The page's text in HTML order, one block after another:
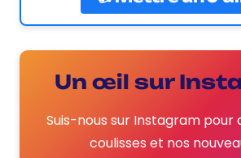
Un œil sur
Suis-nous sur Instagram pour
coulisses et nos